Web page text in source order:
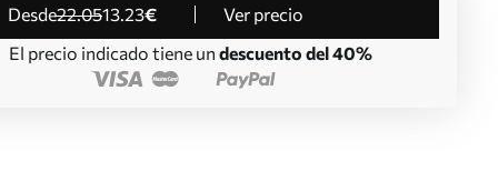
desde22.0513.23€
Ver precio
El precio indicado tiene un descuento del 40%